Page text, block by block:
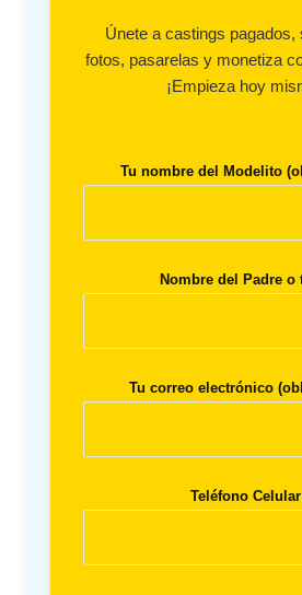
Únete a castings pagados,
fotos, pasarelas y monetiza
¡Empieza hoy
Tu nombre del Modelito
Nombre del Padre o
Tu correo electrónico
Teléfono Celular